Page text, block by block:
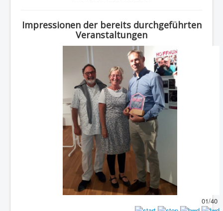
Impressionen der bereits durchgeführten
Veranstaltungen
01/40